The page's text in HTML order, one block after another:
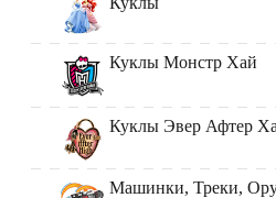
Куклы Монстр Хай
Куклы Эвер Афтер
Машинки, Треки,